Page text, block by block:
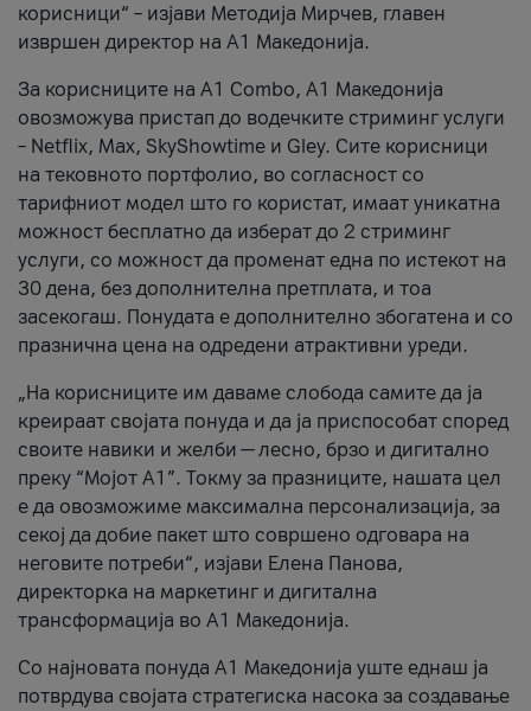
корисници“ – изјави Методија Мирчев, главен
извршен директор на А1 Македонија.
За корисниците на A1 Combo, А1 Македонија
овозможува пристап до водечките стриминг услуги
– Netflix, Max, SkyShowtime и Gley. Сите корисници
на тековното портфолио, во согласност со
тарифниот модел што го користат, имаат уникатна
можност бесплатно да изберат до 2 стриминг
услуги, со можност да променат една по истекот на
30 дена, без дополнителна претплата, и тоа
засекогаш. Понудата е дополнително збогатена и со
празнична цена на одредени атрактивни уреди.
„На корисниците им даваме слобода самите да ја
креираат својата понуда и да ја приспособат според
своите навики и желби — лесно, брзо и дигитално
преку “Мојот А1”. Токму за празниците, нашата цел
е да овозможиме максимална персонализација, за
секој да добие пакет што совршено одговара на
неговите потреби“, изјави Елена Панова,
директорка на маркетинг и дигитална
трансформација во А1 Македонија.
Со најновата понуда А1 Македонија уште еднаш ја
потврдува својата стратегиска насока за создавање